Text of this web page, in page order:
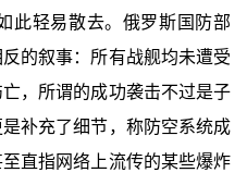
此轻易散去。俄罗斯国防部
的叙事：所有战舰均未遭受
，所谓的成功袭击不过是子
补充了细节，称防空系统成
直指网络上流传的某些爆炸